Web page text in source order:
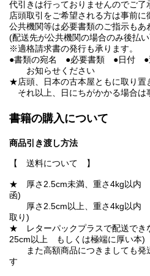
代引きは行っておりませんのでご了
店頭取引をご希望される方は事前に
公共機関等は必要書類のご指示もあ
(配送先が公共機関の場合のみ後払
※適格請求書の発行も承ります。
●書類の宛名 ●必要書類 ●日付 ●
お知らせください
★店頭、日本の古本屋ともに取り置
それ以上、日にちがかかる場合は
書籍の購入について
商品引き渡し方法
【 送料について 】
★ 厚さ2.5cm未満、重さ4kg以内
函)
厚さ2.5cm以上、重さ4kg以内
取り)
★ レターパックプラスで配送でき
25cm以上 もしくは極端に厚い本)
また高額商品につきましても発
す